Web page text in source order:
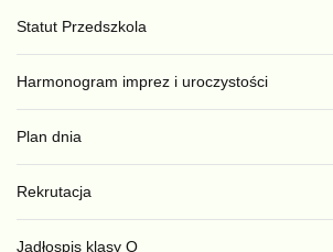
Statut Przedszkola
Harmonogram imprez i uroczystości
Plan dnia
Rekrutacja
Jadłospis klasy O